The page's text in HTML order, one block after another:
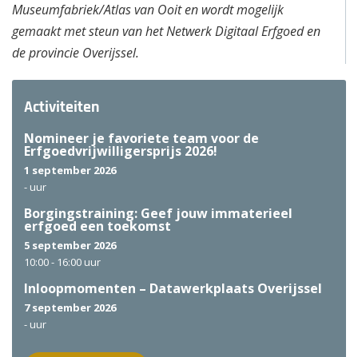
Museumfabriek/Atlas van Ooit en wordt mogelijk
gemaakt met steun van het Netwerk Digitaal Erfgoed en
de provincie Overijssel.
Activiteiten
Nomineer je favoriete team voor de
Erfgoedvrijwilligersprijs 2026!
1 september 2026
- uur
Borgingstraining: Geef jouw immaterieel
erfgoed een toekomst
5 september 2026
10:00 - 16:00 uur
Inloopmomenten – Datawerkplaats Overijssel
7 september 2026
- uur